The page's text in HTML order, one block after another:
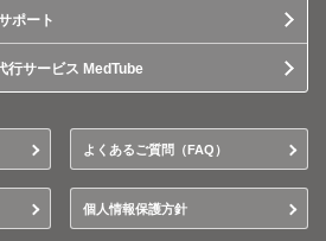
ポート
行サービス MedTube
よくあるご質問（FAQ）
個人情報保護方針